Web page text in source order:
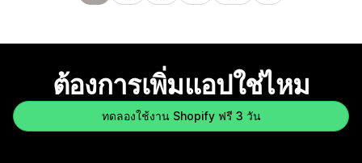
ต้องการเพิ่มแอปใช่ไหม
ทดลองใช้งาน Shopify ฟรี 3 วัน